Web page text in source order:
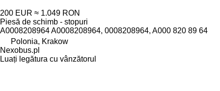
200 EUR ≈ 1.049 RON
Piesă de schimb - stopuri
A0008208964 A0008208964, 0008208964, A000 820 89 64
Polonia, Krakow
Nexobus.pl
Luați legătura cu vânzătorul